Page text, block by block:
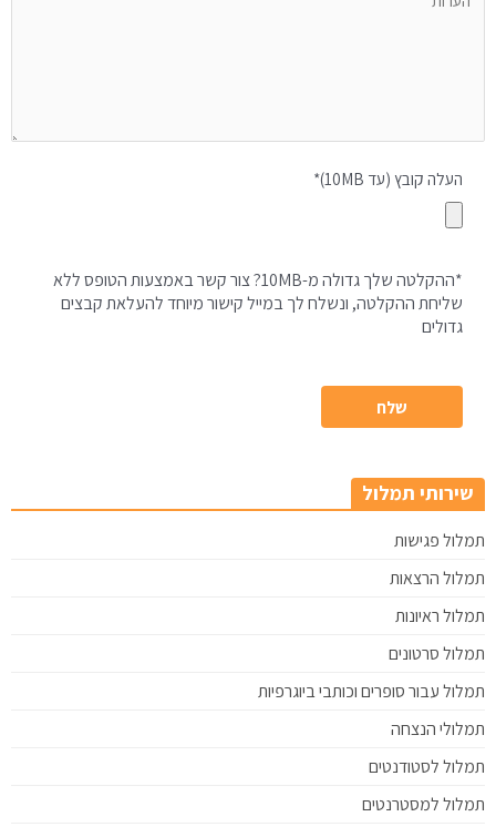
שירותי תמלול
תמלול פגישות
תמלול הרצאות
תמלול ראיונות
תמלול סרטונים
תמלול עבור סופרים וכותבי ביוגרפיות
תמלולי הנצחה
תמלול לסטודנטים
תמלול למסטרנטים
העלה קובץ (עד 10MB)*
*ההקלטה שלך גדולה מ-10MB? צור קשר באמצעות הטופס ללא
שליחת ההקלטה, ונשלח לך במייל קישור מיוחד להעלאת קבצים
גדולים